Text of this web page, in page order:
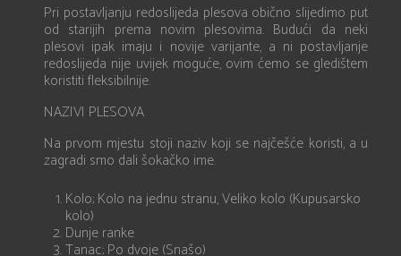
Pri postavljanju redoslijeda plesova obično slijedimo put
od starijih prema novim plesovima. Budući da neki
plesovi ipak imaju i novije varijante, a ni postavljanje
redoslijeda nije uvijek moguće, ovim ćemo se gledištem
koristiti fleksibilnije.
NAZIVI PLESOVA
Na prvom mjestu stoji naziv koji se najčešće koristi, a u
zagradi smo dali šokačko ime.
Kolo; Kolo na jednu stranu, Veliko kolo (Kupusarsko
kolo)
Dunje ranke
Tanac; Po dvoje (Snašo)